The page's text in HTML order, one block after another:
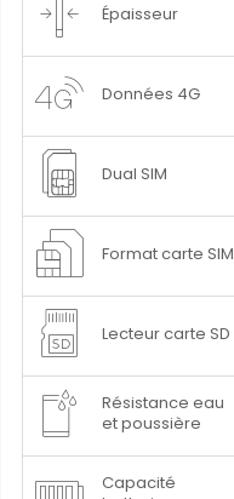
Épaisseur
Données 4G
Dual SIM
Format carte SIM
Lecteur carte SD
Résistance eau
et poussière
Capacité